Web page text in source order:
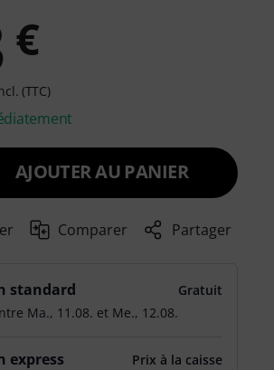
€
(TTC)
AJOUTER AU PANIER
Comparer Partager
standard
Gratuit
Ma., 11.08. et Me., 12.08.
express
Prix à la caisse